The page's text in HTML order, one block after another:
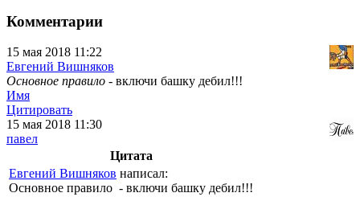
Комментарии
15 мая 2018 11:22
Евгений Вишняков
Основное правило - включи башку дебил!!!
Имя
Цитировать
15 мая 2018 11:30
павел
Цитата
Евгений Вишняков написал:
Основное правило - включи башку дебил!!!